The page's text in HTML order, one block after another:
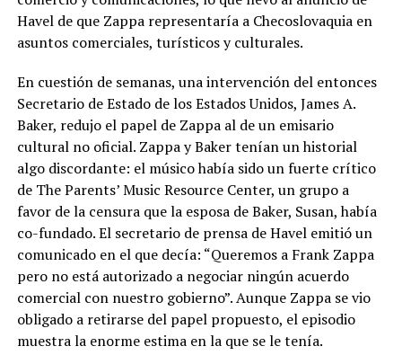
Havel de que Zappa representaría a Checoslovaquia en
asuntos comerciales, turísticos y culturales.
En cuestión de semanas, una intervención del entonces
Secretario de Estado de los Estados Unidos, James A.
Baker, redujo el papel de Zappa al de un emisario
cultural no oficial. Zappa y Baker tenían un historial
algo discordante: el músico había sido un fuerte crítico
de The Parents’ Music Resource Center, un grupo a
favor de la censura que la esposa de Baker, Susan, había
co-fundado. El secretario de prensa de Havel emitió un
comunicado en el que decía: “Queremos a Frank Zappa
pero no está autorizado a negociar ningún acuerdo
comercial con nuestro gobierno”. Aunque Zappa se vio
obligado a retirarse del papel propuesto, el episodio
muestra la enorme estima en la que se le tenía.